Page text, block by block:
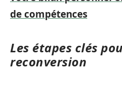
de compétences
Les étapes clés
reconversion